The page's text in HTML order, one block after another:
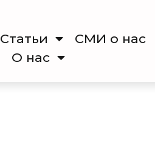
Cтатьи СМИ о нас
О нас